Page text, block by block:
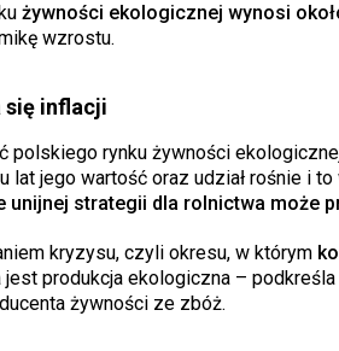
żywności ekologicznej wynosi
wzrostu.
się inflacji
polskiego rynku żywności
lat jego wartość oraz udział rośnie i
unijnej strategii dla rolnictwa może
kryzysu, czyli okresu, w którym
produkcja ekologiczna –
żywności ze zbóż.